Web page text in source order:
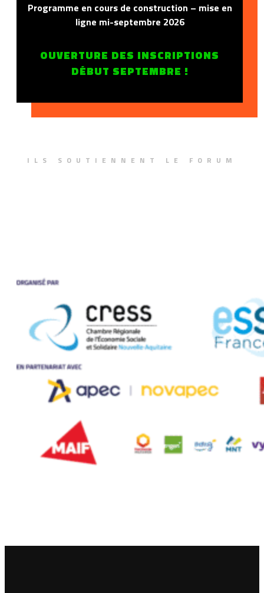
Programme en cours de construction – mise en
ligne mi-septembre 2026
OUVERTURE DES INSCRIPTIONS
DÉBUT SEPTEMBRE !
ILS SOUTIENNENT LE FORUM